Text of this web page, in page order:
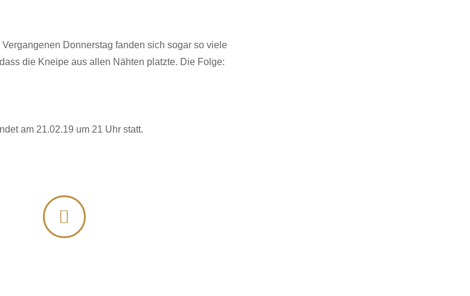
Vergangenen Donnerstag fanden sich sogar so viele
die Kneipe aus allen Nähten platzte. Die Folge:
am 21.02.19 um 21 Uhr statt.